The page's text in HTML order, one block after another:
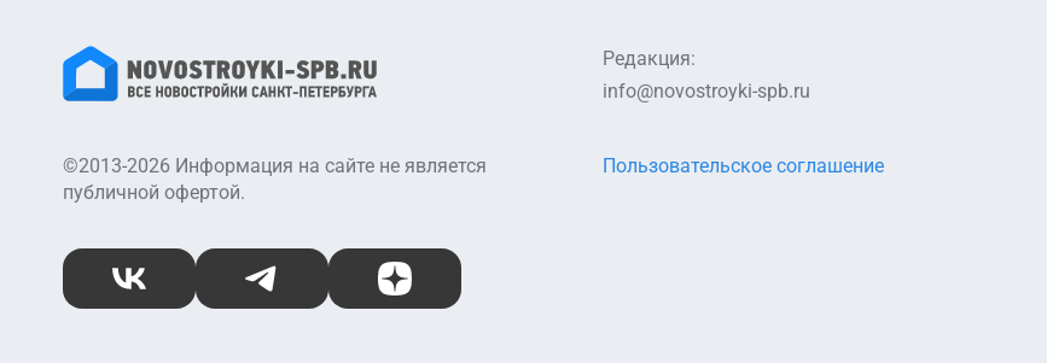
Редакция:
info@novostroyki-spb.ru
©2013-2026 Информация на сайте не является
публичной офертой.
Пользовательское соглашение
ВКонтакте Telegram Дзен